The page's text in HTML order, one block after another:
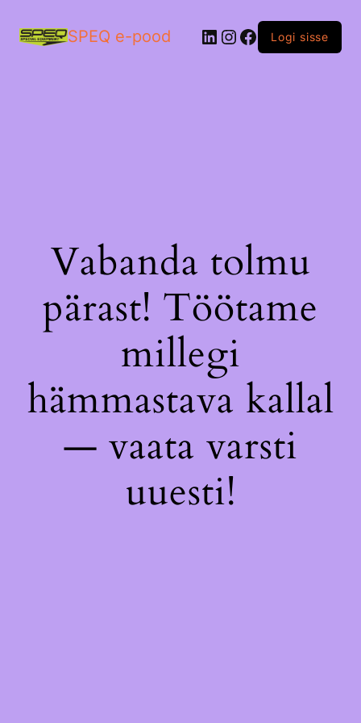
SPEQ e-pood LinkedIn
Instagram
Facebook
Logi sisse
Vabanda tolmu
pärast! Töötame
millegi
hämmastava kallal
— vaata varsti
uuesti!